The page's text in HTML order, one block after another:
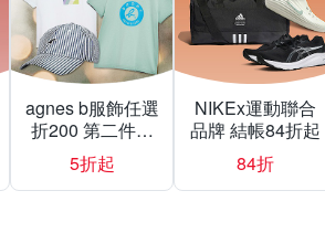
agnes b服飾任選
折200 第二件折
500
5折起
NIKEx運動聯合
品牌 結帳84折起
84折